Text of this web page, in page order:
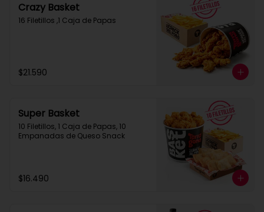
Crazy Basket
16 Filetillos ,1 Caja de Papas
$21.590
Super Basket
10 Filetillos, 1 Caja de Papas, 10
Empanadas de Queso Snack
$16.490